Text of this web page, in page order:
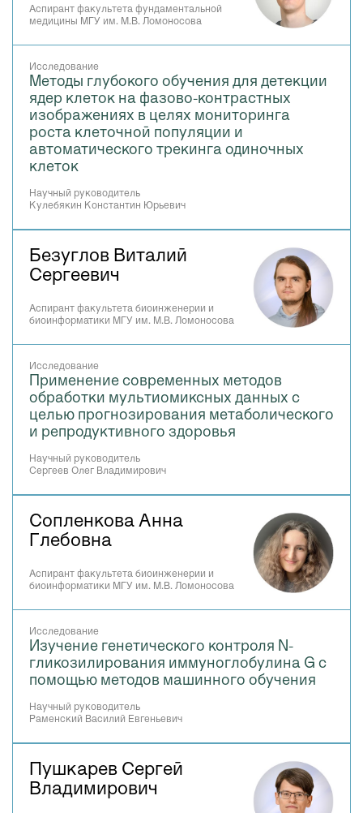
Аспирант факультета фундаментальной
медицины МГУ им. М.В. Ломоносова
Исследование
Методы глубокого обучения для детекции
ядер клеток на фазово-контрастных
изображениях в целях мониторинга
роста клеточной популяции и
автоматического трекинга одиночных
клеток
Научный руководитель
Кулебякин Константин Юрьевич
Безуглов Виталий
Сергеевич
Аспирант факультета биоинженерии и
биоинформатики МГУ им. М.В. Ломоносова
Исследование
Применение современных методов
обработки мультиомиксных данных с
целью прогнозирования метаболического
и репродуктивного здоровья
Научный руководитель
Сергеев Олег Владимирович
Сопленкова Анна
Глебовна
Аспирант факультета биоинженерии и
биоинформатики МГУ им. М.В. Ломоносова
Исследование
Изучение генетического контроля N-
гликозилирования иммуноглобулина G с
помощью методов машинного обучения
Научный руководитель
Раменский Василий Евгеньевич
Пушкарев Сергей
Владимирович